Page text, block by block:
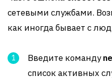
сетевыми службами.
как иногда бывает с
Введите команду
список активных